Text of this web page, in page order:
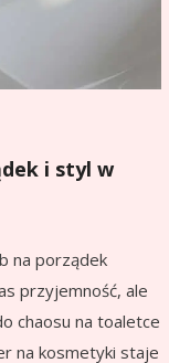
i styl w
na porządek
przyjemność, ale
chaosu na toaletce
na kosmetyki staje